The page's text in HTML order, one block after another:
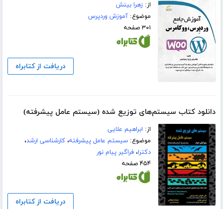
از:زهرا بینش
موضوع:آموزش وردپرس
۳۰۱ صفحه
دریافت از کتابراه
دانلود کتاب سیستم‌های توزیع شده (سیستم عامل پیشرفته)
از: ابراهیم علایی
موضوع:سیستم عامل پیشرفته،کارشناسی ارشد،
دکترا،فراگیر پیام نور
۴۵۴ صفحه
دریافت از کتابراه